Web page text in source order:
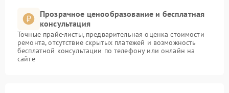
Прозрачное ценообразование и бесплатная
консультация
Точные прайс-листы, предварительная оценка стоимости
ремонта, отсутствие скрытых платежей и возможность
бесплатной консультации по телефону или онлайн на
сайте